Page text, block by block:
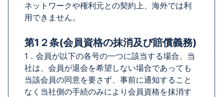
ネットワークや権利元との契約上、海外では利
用できません。
第1２条(会員資格の抹消及び賠償義務)
1．会員が以下の各号の一つに該当する場合、当
社は、会員が退会を希望しない場合であっても
当該会員の同意を要さず、事前に通知すること
なく当社側の手続のみにより会員資格を抹消す